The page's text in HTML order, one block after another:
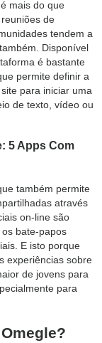
mais do que
de
tendem a
Disponível
é bastante
permite definir a
para iniciar uma
de texto, vídeo ou
5 Apps Com
também permite
através
on-line são
bate-papos
E isto porque
experiências sobre
de jovens para
para